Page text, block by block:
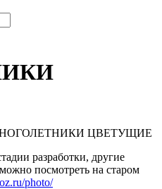
ЦВЕТУЩИЕ
разработки, другие
посмотреть на старом
photo/